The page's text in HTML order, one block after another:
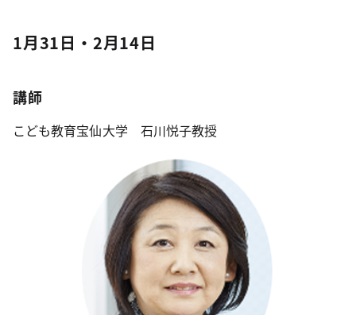
1月31日・2月14日
講師
こども教育宝仙大学 石川悦子教授